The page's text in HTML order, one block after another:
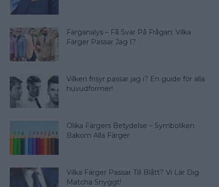
Färganalys – Få Svar På Frågan: Vilka
Färger Passar Jag I?
Vilken frisyr passar jag i? En guide för alla
huvudformer!
Olika Färgers Betydelse – Symboliken
Bakom Alla Färger
Vilka Färger Passar Till Blått? Vi Lär Dig
Matcha Snyggt!